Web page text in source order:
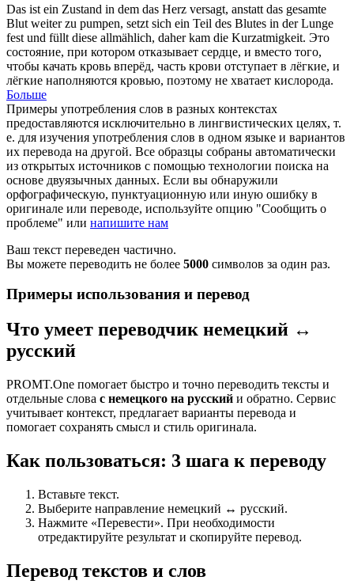
Das ist ein Zustand in dem das Herz versagt, anstatt das gesamte
Blut weiter zu pumpen, setzt sich ein Teil des Blutes in der Lunge
fest und füllt diese allmählich, daher kam die Kurzatmigkeit. Это
состояние, при котором отказывает сердце, и вместо того,
чтобы качать кровь вперёд, часть крови отступает в лёгкие, и
лёгкие наполняются кровью, поэтому не хватает кислорода.
Больше
Примеры употребления слов в разных контекстах
предоставляются исключительно в лингвистических целях, т.
е. для изучения употребления слов в одном языке и вариантов
их перевода на другой. Все образцы собраны автоматически
из открытых источников с помощью технологии поиска на
основе двуязычных данных. Если вы обнаружили
орфографическую, пунктуационную или иную ошибку в
оригинале или переводе, используйте опцию "Сообщить о
проблеме" или напишите нам
Ваш текст переведен частично.
Вы можете переводить не более 5000 символов за один раз.
Примеры использования и перевод
Что умеет переводчик немецкий ↔
русский
PROMT.One помогает быстро и точно переводить тексты и
отдельные слова с немецкого на русский и обратно. Сервис
учитывает контекст, предлагает варианты перевода и
помогает сохранять смысл и стиль оригинала.
Как пользоваться: 3 шага к переводу
Вставьте текст.
Выберите направление немецкий ↔ русский.
Нажмите «Перевести». При необходимости
отредактируйте результат и скопируйте перевод.
Перевод текстов и слов